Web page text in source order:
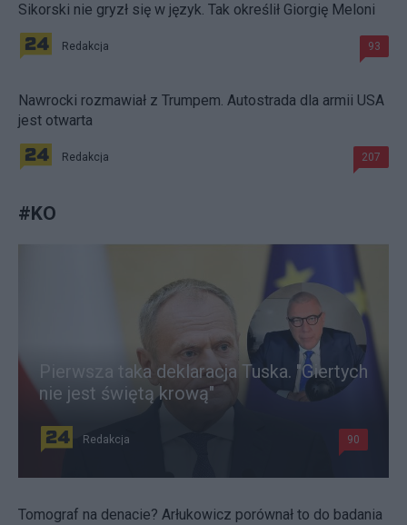
Sikorski nie gryzł się w język. Tak określił Giorgię Meloni
Redakcja 93
Nawrocki rozmawiał z Trumpem. Autostrada dla armii USA
jest otwarta
Redakcja 207
#KO
Pierwsza taka deklaracja Tuska. "Giertych
nie jest świętą krową"
Redakcja 90
Tomograf na denacie? Arłukowicz porównał to do badania